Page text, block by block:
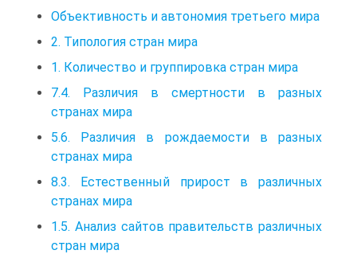
Объективность и автономия третьего мира
2. Типология стран мира
1. Количество и группировка стран мира
7.4. Различия в смертности в разных
странах мира
5.6. Различия в рождаемости в разных
странах мира
8.3. Естественный прирост в различных
странах мира
1.5. Анализ сайтов правительств различных
стран мира